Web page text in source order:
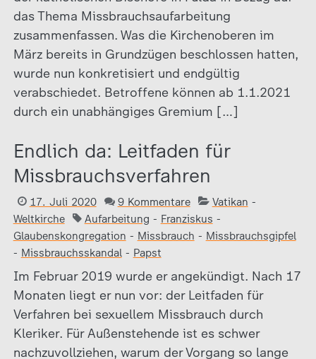
das Thema Missbrauchsaufarbeitung
zusammenfassen. Was die Kirchenoberen im
März bereits in Grundzügen beschlossen hatten,
wurde nun konkretisiert und endgültig
verabschiedet. Betroffene können ab 1.1.2021
durch ein unabhängiges Gremium […]
Endlich da: Leitfaden für
Missbrauchsverfahren
17. Juli 2020 9 Kommentare Vatikan -
Weltkirche
Aufarbeitung - Franziskus -
Glaubenskongregation - Missbrauch - Missbrauchsgipfel
- Missbrauchsskandal- Papst
Im Februar 2019 wurde er angekündigt. Nach 17
Monaten liegt er nun vor: der Leitfaden für
Verfahren bei sexuellem Missbrauch durch
Kleriker. Für Außenstehende ist es schwer
nachzuvollziehen, warum der Vorgang so lange